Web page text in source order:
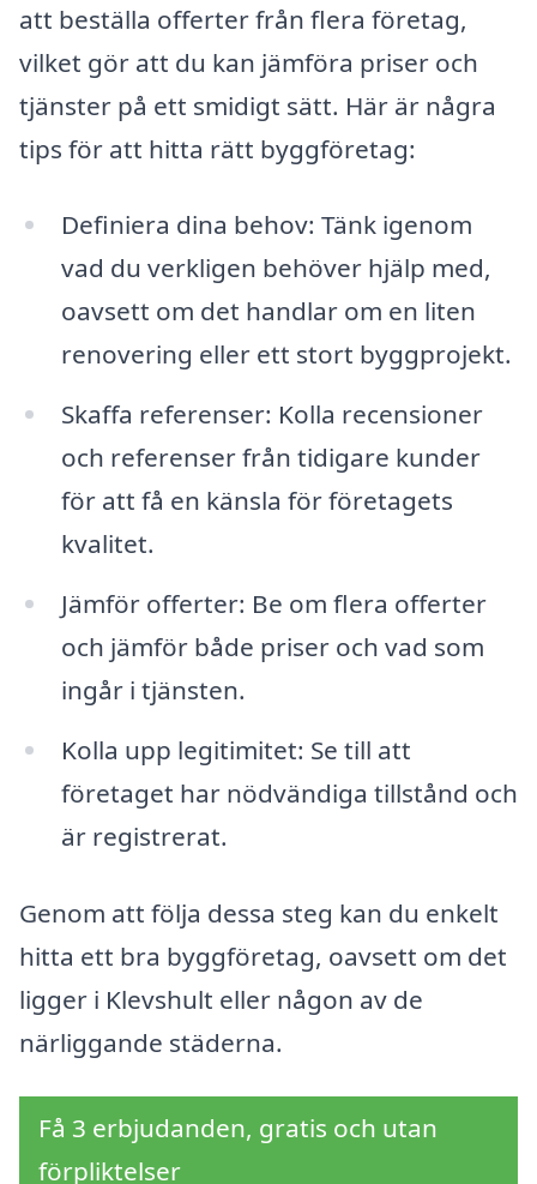
att beställa offerter från flera företag,
vilket gör att du kan jämföra priser och
tjänster på ett smidigt sätt. Här är några
tips för att hitta rätt byggföretag:
Definiera dina behov: Tänk igenom
vad du verkligen behöver hjälp med,
oavsett om det handlar om en liten
renovering eller ett stort byggprojekt.
Skaffa referenser: Kolla recensioner
och referenser från tidigare kunder
för att få en känsla för företagets
kvalitet.
Jämför offerter: Be om flera offerter
och jämför både priser och vad som
ingår i tjänsten.
Kolla upp legitimitet: Se till att
företaget har nödvändiga tillstånd och
är registrerat.
Genom att följa dessa steg kan du enkelt
hitta ett bra byggföretag, oavsett om det
ligger i Klevshult eller någon av de
närliggande städerna.
Få 3 erbjudanden, gratis och utan
förpliktelser